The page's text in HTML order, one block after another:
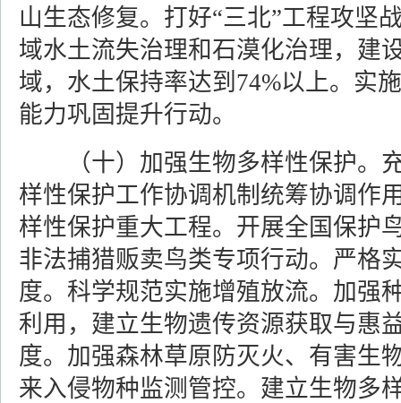
山生态修复。打好“三北”工程攻坚
域水土流失治理和石漠化治理，建
域，水土保持率达到74%以上。实
能力巩固提升行动。
（十）加强生物多样性保护。
样性保护工作协调机制统筹协调作
样性保护重大工程。开展全国保护
非法捕猎贩卖鸟类专项行动。严格
度。科学规范实施增殖放流。加强
利用，建立生物遗传资源获取与惠
度。加强森林草原防灭火、有害生
来入侵物种监测管控。建立生物多